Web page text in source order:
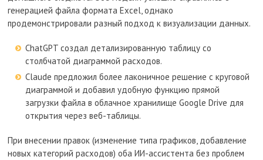
генерацией файла формата Excel, однако
продемонстрировали разный подход к визуализации данных.
ChatGPT создал детализированную таблицу со
столбчатой диаграммой расходов.
Claude предложил более лаконичное решение с круговой
диаграммой и добавил удобную функцию прямой
загрузки файла в облачное хранилище Google Drive для
открытия через веб-таблицы.
При внесении правок (изменение типа графиков, добавление
новых категорий расходов) оба ИИ-ассистента без проблем